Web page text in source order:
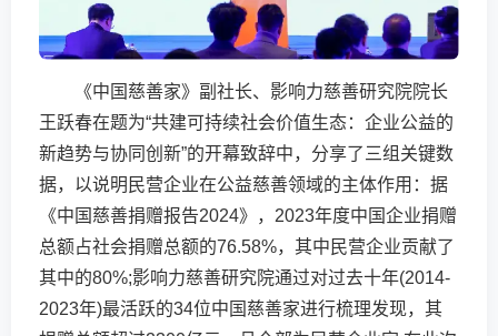
《中国慈善家》副社长、影响力慈善研究院院长
王跃春在题为“共建可持续社会价值生态：企业公益的
新趋势与协同创新”的开幕致辞中，分享了三组关键数
据，以说明民营企业在公益慈善领域的主体作用：据
《中国慈善捐赠报告2024》，2023年度中国企业捐赠
总额占社会捐赠总额的76.58%，其中民营企业贡献了
其中的80%;影响力慈善研究院通过对过去十年(2014-
2023年)最活跃的34位中国慈善家进行梳理发现，其